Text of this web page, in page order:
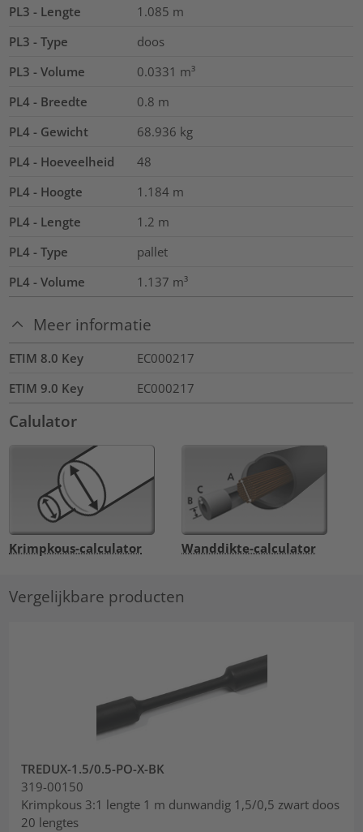
PL3 - Lengte
1.085 m
PL3 - Type
doos
PL3 - Volume
0.0331 m³
PL4 - Breedte
0.8 m
PL4 - Gewicht
68.936 kg
PL4 - Hoeveelheid
48
PL4 - Hoogte
1.184 m
PL4 - Lengte
1.2 m
PL4 - Type
pallet
PL4 - Volume
1.137 m³
Meer informatie
ETIM 8.0 Key
EC000217
ETIM 9.0 Key
EC000217
Calulator
Krimpkous-calculator Wanddikte-calculator
Vergelijkbare producten
TREDUX-1.5/0.5-PO-X-BK
319-00150
Krimpkous 3:1 lengte 1 m dunwandig 1,5/0,5 zwart doos
20 lengtes